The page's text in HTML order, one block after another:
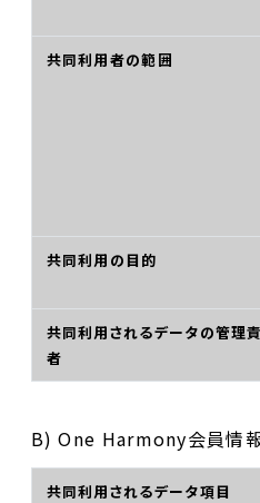
共同利用者の範囲
共同利用の目的
共同利用されるデータの管理
者
B) One Harmony会員情
共同利用されるデータ項目